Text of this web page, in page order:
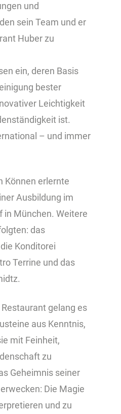
und
sein Team und er
Huber zu
ein, deren Basis
bester
Leichtigkeit
ist.
– und immer
Können erlernte
Ausbildung im
in München. Weitere
das
Konditorei
Terrine und das
gelang es
aus Kenntnis,
mit Feinheit,
zu
Geheimnis seiner
Die Magie
und zu